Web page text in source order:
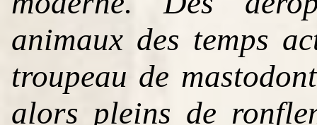
animaux des temps
troupeau de
alors pleins de